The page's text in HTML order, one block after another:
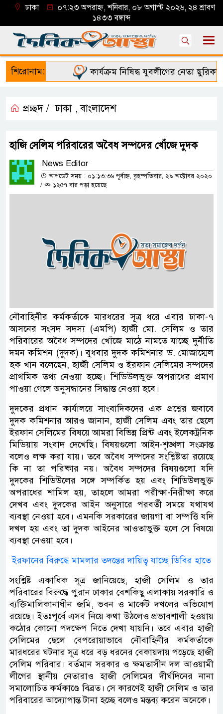
ঢাকা
০৭:২৩ অপরাহ্ন, শনিবার, ০৮ অগাস্ট ২০২৬, ২৪ শ্রাবণ
১৪৩৩ বঙ্গাব্দ
শিরোনাম: কার্যক্রম নিষিদ্ধ যুবলীগের নেতা
প্রচ্ছদ / ঢাকা ,বাংলাদেশ
হাজি সেলিম পরিবারের অবৈধ সম্পদের খোঁজে দুদক
News Editor
আপডেট সময় : ০১:১৩:৩৬ পূর্বাহ্ন, বৃহস্পতিবার, ২৯ অক্টোবর ২০২০
/
১২৫৭ বার পড়া হয়েছে
নৌবাহিনীর কর্মকর্তাকে মারধরের সূত্র ধরে এবার ঢাকা-৭
আসনের সংসদ সদস্য (এমপি) হাজী মো. সেলিম ও তার
পরিবারের অবৈধ সম্পদের খোঁজে মাঠে নামতে যাচ্ছে দুর্নীতি
দমন কমিশন (দুদক)। বুধবার দুদক কমিশনার ড. মোজাম্মেল
হক খান বলেছেন, হাজী সেলিম ও ইরফান সেলিমের সম্পদের
প্রাথমিক তথ্য নেওয়া হচ্ছে। শিডিউলভুক্ত অপরাধের প্রমাণ
পাওয়া গেলে অনুসন্ধানের সিদ্ধান্ত নেওয়া হবে।
দুদকের প্রধান কার্যালয়ে সাংবাদিকদের এক প্রশ্নের জবাবে
দুদক কমিশনার আরও জানান, হাজী সেলিম এবং তার ছেলে
ইরফান সেলিমের বিষয়ে আমরা বিভিন্ন প্রিন্ট এবং ইলেকট্রনিক
মিডিয়ায় সংবাদ দেখেছি। বিষয়গুলো আইন-শৃঙ্খলা সংক্রান্ত
বলেও লক্ষ করা যায়। তবে অবৈধ সম্পদের সংশ্লিষ্টতা রয়েছে
কি না তা পরিষ্কার নয়। অবৈধ সম্পদের বিষয়গুলো যদি
দুদকের শিডিউলের সঙ্গে সম্পর্কিত হয় এবং শিডিউলভুক্ত
অপরাধের শামিল হয়, তাহলে আমরা পরীক্ষা-নিরীক্ষা করে
দেখব এবং দুদকের আইন অনুসারে পরবর্তী সময়ে যথাযথ
ব্যবস্থা নেওয়া হবে। এমনকি সরকারের জায়গা বা সম্পত্তি যদি
দখল হয় এবং তা দুদক আইনের আওতাভুক্ত হলে সে বিষয়ে
ব্যবস্থা নেওয়া হবে।
ইরফানের বিরুদ্ধে মামলার তদন্তের দায়িত্ব যাচ্ছে ডিবির হাতে
সংশ্লিষ্ট একাধিক সূত্র জানিয়েছে, হাজী সেলিম ও তার
পরিবারের বিরুদ্ধে পুরান ঢাকার বেশকিছু এলাকায় সরকারি ও
ব্যক্তিমালিকানাধীন জমি, ভবন ও মার্কেট দখলের অভিযোগ
রয়েছে। ইতঃপূর্বে এসব নিয়ে কথা উঠলেও প্রভাবশালী হওয়ায়
কঠোর কোনো পদক্ষেপ নিতে দেখা যায়নি। তবে এবার হাজী
সেলিমের ছেলে বেপরোয়াভাবে নৌবাহিনীর কর্মকর্তাকে
মারধরের ঘটনার সূত্র ধরে বড় ধরনের বেকায়দায় পড়েছে হাজী
সেলিম পরিবার। বর্তমান সরকার ও ক্ষমতাসীন দল আওয়ামী
লীগের স্থানীয় নেতারাও হাজী সেলিমের দীর্ঘদিনের নানা
সমালোচিত কর্মকাণ্ডে বিব্রত। সে কারণেই হাজী সেলিম ও তার
পরিবারের আদ্যোপান্ত টানা হচ্ছে বলেও মন্তব্য করেন অনেকে।